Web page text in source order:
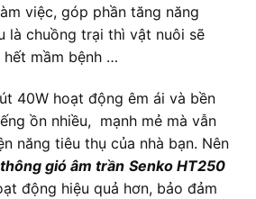
việc, góp phần tăng năng
là chuồng trại thì vật nuôi sẽ
hết mầm bệnh …
40W hoạt động êm ái và bền
ồn nhiều, mạnh mẻ mà vẫn
năng tiêu thụ của nhà bạn. Nên
gió âm trần Senko HT250
động hiệu quả hơn, bảo đảm